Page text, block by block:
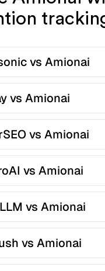
vs Amionai
vs Amionai
vs Amionai
vs Amionai
vs Amionai
vs Amionai